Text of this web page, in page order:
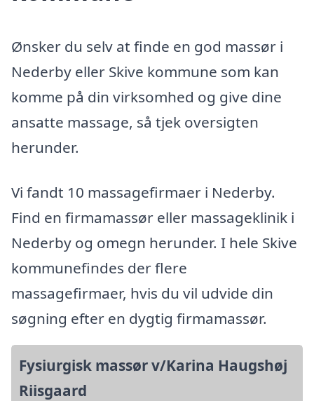
Ønsker du selv at finde en god massør i
Nederby eller Skive kommune som kan
komme på din virksomhed og give dine
ansatte massage, så tjek oversigten
herunder.
Vi fandt 10 massagefirmaer i Nederby.
Find en firmamassør eller massageklinik i
Nederby og omegn herunder. I hele Skive
kommunefindes der flere
massagefirmaer, hvis du vil udvide din
søgning efter en dygtig firmamassør.
Fysiurgisk massør v/Karina Haugshøj
Riisgaard